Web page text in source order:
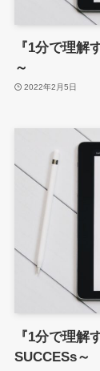
『1分で理解
～
2022年2月5日
『1分で理解
SUCCESs～